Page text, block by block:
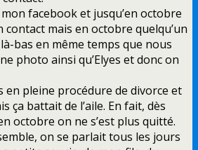
facebook et jusqu’en octobre
contact mais en octobre quelqu’un
bas en même temps que nous
photo ainsi qu’Elyes et donc on
en pleine procédure de divorce et
ça battait de l’aile. En fait, dès
octobre on ne s’est plus quitté.
on se parlait tous les jours